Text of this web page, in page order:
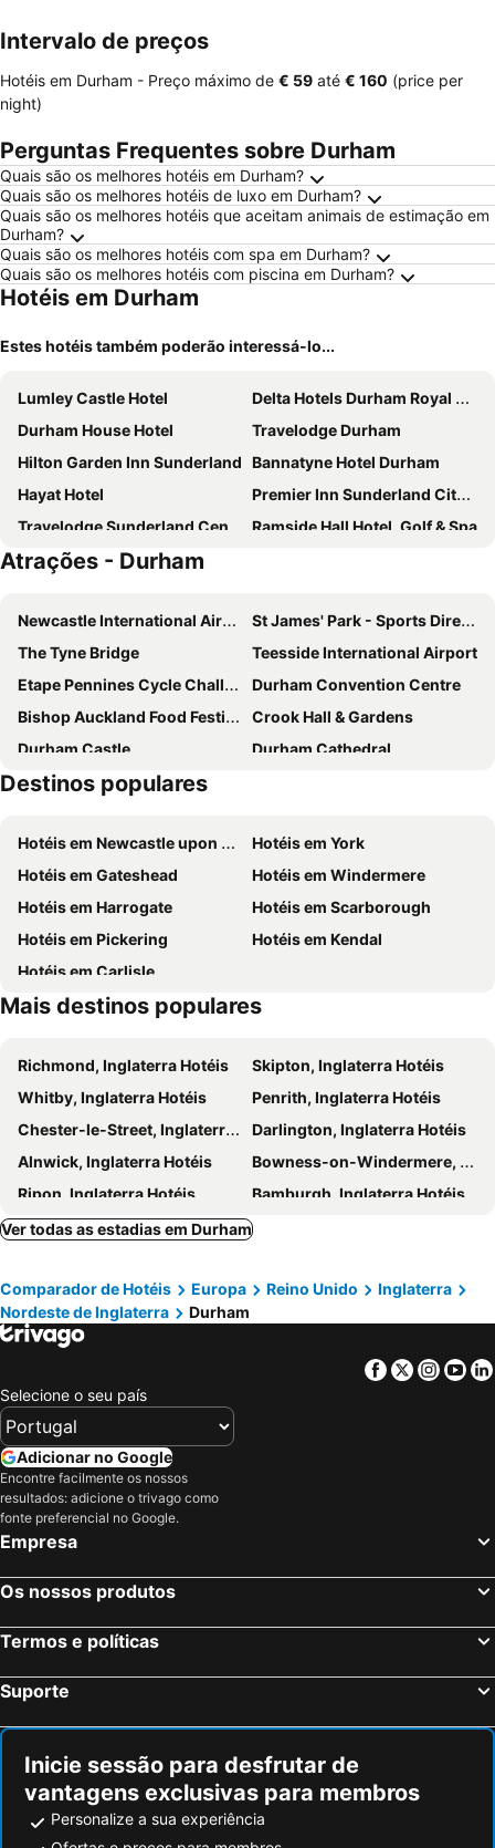
Intervalo de preços
Hotéis em Durham - Preço máximo de ‎€ 59 até ‎€ 160 (price per
night)
Perguntas Frequentes sobre Durham
Quais são os melhores hotéis em Durham?
Quais são os melhores hotéis de luxo em Durham?
Quais são os melhores hotéis que aceitam animais de estimação em
Durham?
Quais são os melhores hotéis com spa em Durham?
Quais são os melhores hotéis com piscina em Durham?
Hotéis em Durham
Estes hotéis também poderão interessá-lo...
Lumley Castle Hotel
Delta Hotels Durham Royal County
Durham House Hotel
Travelodge Durham
Hilton Garden Inn Sunderland Bannatyne Hotel Durham
Hayat Hotel
Premier Inn Sunderland City Centre
Travelodge Sunderland Central
Ramside Hall Hotel, Golf & Spa
Radisson Blu Hotel, Durham
The Highfield Hotel
Hayat Express Hotel
Thomas Wright House
Beamish Hall Hotel, BW Premier Collection
Seaham Hall and Serenity Spa
Hardwicke Hall Manor Hotel
Embassy Newcastle, Sure Hotel Collection by Best Western
Holiday Inn Sunderland - City Centre by IHG
Westminster
Redworth Hall Hotel
The Maiden
Atrações - Durham
Newcastle International Airport
St James' Park - Sports Direct Arena
The Tyne Bridge
Teesside International Airport
Etape Pennines Cycle Challenge
Durham Convention Centre
Bishop Auckland Food Festival
Crook Hall & Gardens
Durham Castle
Durham Cathedral
Durham University Botanic Gardens and Visitor Centre
Tynemouth Castle and Priory
Victoria Gardens
Hunley Hall
Jesmond Dene
Hexham Old Gaol
Northumberland Street
Gosforth
Destinos populares
Hotéis em Newcastle upon Tyne
Hotéis em York
Hotéis em Gateshead
Hotéis em Windermere
Hotéis em Harrogate
Hotéis em Scarborough
Hotéis em Pickering
Hotéis em Kendal
Hotéis em Carlisle
Mais destinos populares
Richmond, Inglaterra Hotéis
Skipton, Inglaterra Hotéis
Whitby, Inglaterra Hotéis
Penrith, Inglaterra Hotéis
Chester-le-Street, Inglaterra Hotéis
Darlington, Inglaterra Hotéis
Alnwick, Inglaterra Hotéis
Bowness-on-Windermere, Inglaterra Hotéis
Ripon, Inglaterra Hotéis
Bamburgh, Inglaterra Hotéis
South Shields, Inglaterra Hotéis
Hexham, Inglaterra Hotéis
Hartlepool, Inglaterra Hotéis
Ambleside, Inglaterra Hotéis
Redcar, Inglaterra Hotéis
Kirkbymoorside, Inglaterra Hotéis
Grassington, Inglaterra Hotéis
Birmingham, Inglaterra Hotéis
Oxford, Inglaterra Hotéis
Cambridge, Inglaterra Hotéis
Nottingham, Inglaterra Hotéis
Peterborough, Inglaterra Hotéis
Milton Keynes, Inglaterra Hotéis
Edimburgo, Escócia Hotéis
Liverpool, Inglaterra Hotéis
Glasgow, Escócia Hotéis
Inverness, Escócia Hotéis
Ver todas as estadias em Durham
Comparador de Hotéis Europa Reino Unido
Inglaterra
Nordeste de Inglaterra
Durham
Facebook
Twitter
Selecione o seu país
Adicionar no Google
Encontre facilmente os nossos
resultados: adicione o trivago como
fonte preferencial no Google.
Empresa
Os nossos produtos
Termos e políticas
Suporte
Inicie sessão para desfrutar de
vantagens exclusivas para membros
Personalize a sua experiência